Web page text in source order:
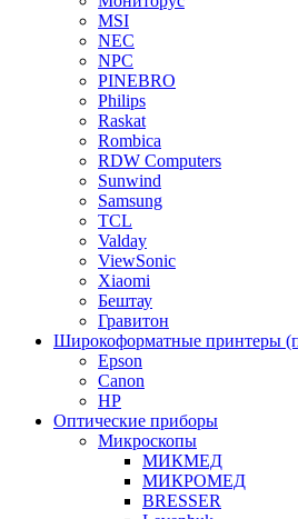
MSI
NEC
NPC
PINEBRO
Philips
Raskat
Rombica
RDW Computers
Sunwind
Samsung
TCL
Valday
ViewSonic
Xiaomi
Бештау
Гравитон
Широкоформатные принтеры
Epson
Canon
HP
Оптические приборы
Микроскопы
МИКМЕД
МИКРОМЕД
BRESSER